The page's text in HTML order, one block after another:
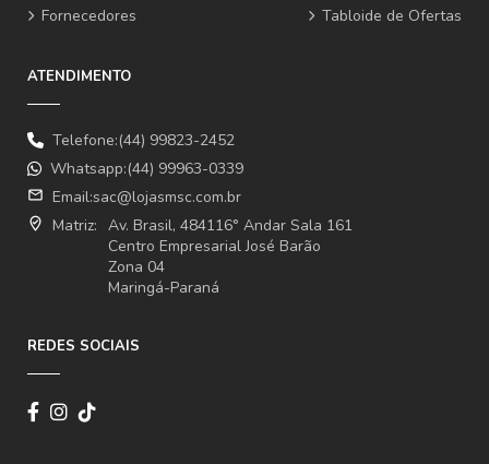
Fornecedores
Tabloide de Ofertas
ATENDIMENTO
Telefone:(44) 99823-2452
Whatsapp:(44) 99963-0339
email Email:sac@lojasmsc.com.br
where_to_vote Matriz: Av. Brasil, 484116° Andar Sala 161
Centro Empresarial José Barão
Zona 04
Maringá-Paraná
REDES SOCIAIS